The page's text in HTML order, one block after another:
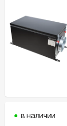
в наличии